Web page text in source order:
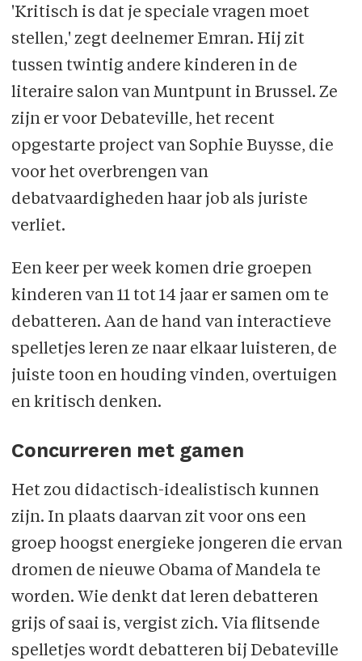
'Kritisch is dat je speciale vragen moet
stellen,' zegt deelnemer Emran. Hij zit
tussen twintig andere kinderen in de
literaire salon van Muntpunt in Brussel. Ze
zijn er voor Debateville, het recent
opgestarte project van Sophie Buysse, die
voor het overbrengen van
debatvaardigheden haar job als juriste
verliet.
Een keer per week komen drie groepen
kinderen van 11 tot 14 jaar er samen om te
debatteren. Aan de hand van interactieve
spelletjes leren ze naar elkaar luisteren, de
juiste toon en houding vinden, overtuigen
en kritisch denken.
Concurreren met gamen
Het zou didactisch-idealistisch kunnen
zijn. In plaats daarvan zit voor ons een
groep hoogst energieke jongeren die ervan
dromen de nieuwe Obama of Mandela te
worden. Wie denkt dat leren debatteren
grijs of saai is, vergist zich. Via flitsende
spelletjes wordt debatteren bij Debateville